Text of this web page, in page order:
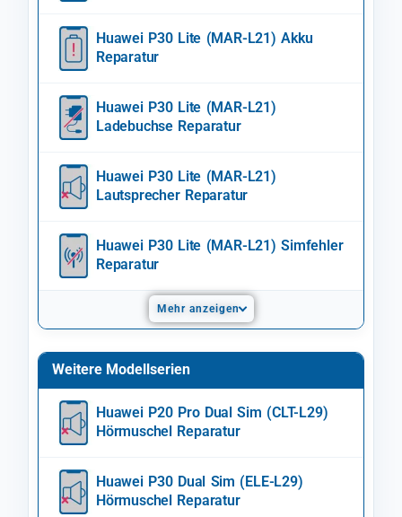
Huawei P30 Lite (MAR-L21) Akku
Reparatur
Huawei P30 Lite (MAR-L21)
Ladebuchse Reparatur
Huawei P30 Lite (MAR-L21)
Lautsprecher Reparatur
Huawei P30 Lite (MAR-L21) Simfehler
Reparatur
Mehr anzeigen
Weitere Modellserien
Huawei P20 Pro Dual Sim (CLT-L29)
Hörmuschel Reparatur
Huawei P30 Dual Sim (ELE-L29)
Hörmuschel Reparatur